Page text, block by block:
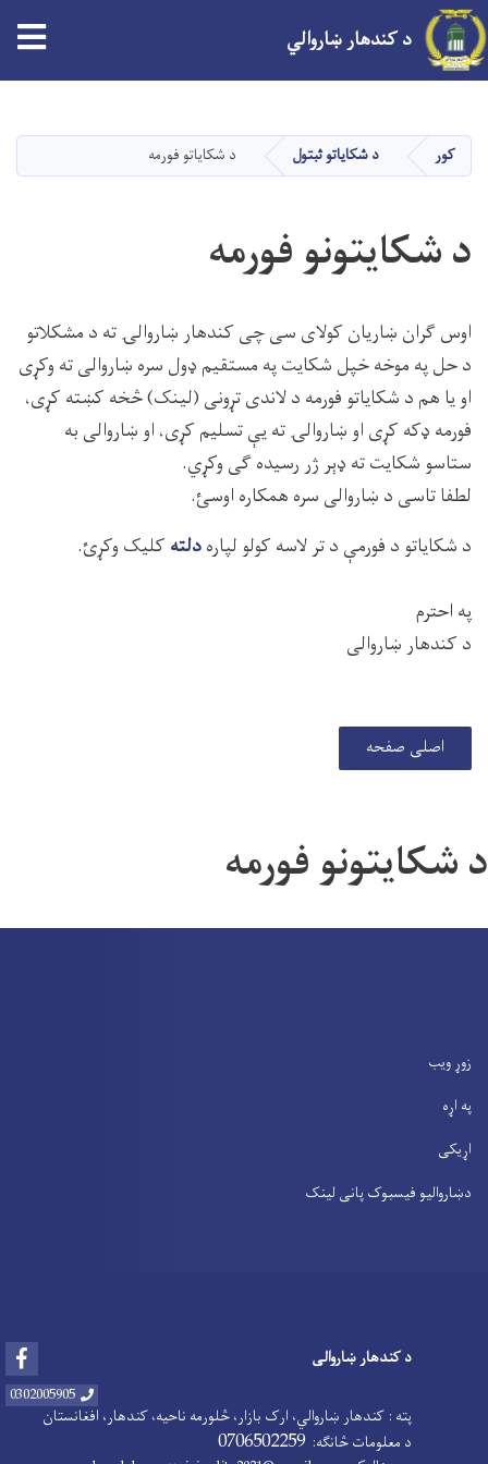
دانګل
د کندهار ښاروالي
کور د شکایاتو ثبتول د شکایاتو فورمه
د شکایتونو فورمه
اوس ګران ښاریان کولای سی چی کندهار ښاروالۍ ته د مشکلاتو
د حل په موخه خپل شکایت په مستقیم ډول سره ښاروالی ته وکړی
او یا هم د شکایاتو فورمه د لاندی تړونی (لینک) څخه کښته کړی،
فورمه ډکه کړی او ښاروالۍ ته یې تسلیم کړی، او ښاروالی به
ستاسو شکایت ته ډېر ژر رسیده ګی وکړي.
لطفا تاسی د ښاروالی سره همکاره اوسئ.
د شکایاتو د فورمې د تر لاسه کولو لپارهدلتهکلیک وکړئ.
په احترم
د کندهار ښاروالی
اصلی صفحه
د شکایتونو فورمه
زوړ ویب
په اړه
اړیکی
دښاروالیو فیسبوک پانی لینک
د کندهار ښاروالی
0302005905
پته : کندهار ښاروالي، ارک بازار، څلورمه ناحیه، کندهار، افغانستان
د معلومات څانګه: 0706502259